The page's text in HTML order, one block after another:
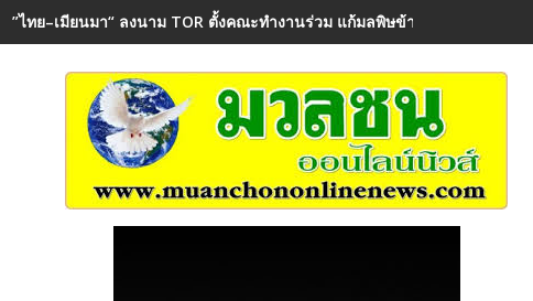
”ไทย–เมียนมา“ ลงนาม TOR ตั้งคณะทำงานร่วม แก้มลพิษข้ามพรมแดน คุ้มค